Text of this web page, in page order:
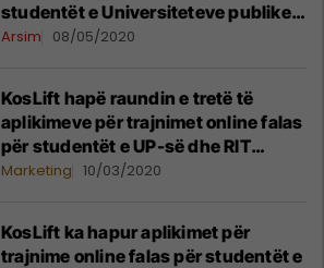
studentët e Universiteteve publike
dhe RIT Kosovë (A.U.K)
Arsim 08/05/2020
KosLift hapë raundin e tretë të
aplikimeve për trajnimet online falas
për studentët e UP-së dhe RIT
Kosovë (A.U.K)
Marketing 10/03/2020
KosLift ka hapur aplikimet për
trajnime online falas për studentët e